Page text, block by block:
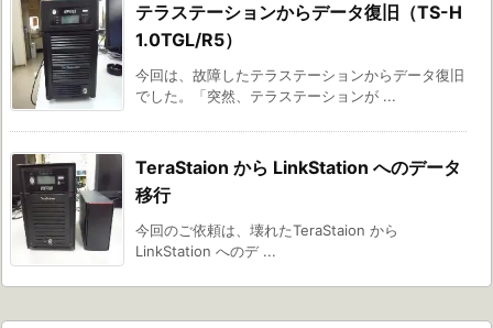
テラステーションからデータ復旧（TS-H
1.0TGL/R5）
今回は、故障したテラステーションからデータ復旧
でした。「突然、テラステーションが ...
TeraStaion から LinkStation へのデータ
移行
今回のご依頼は、壊れたTeraStaion から
LinkStation へのデ ...